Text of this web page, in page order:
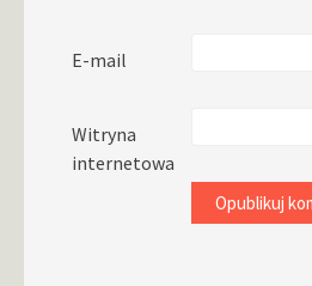
E-mail
Witryna
internetowa